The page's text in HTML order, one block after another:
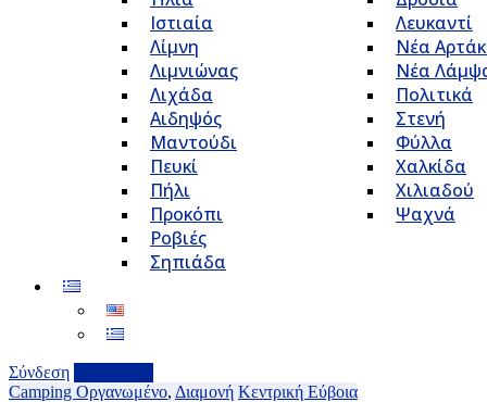
Ιστιαία
Λίμνη
Λιμνιώνας
Λιχάδα
Αιδηψός
Μαντούδι
Πευκί
Πήλι
Προκόπι
Ροβιές
Σηπιάδα
Λευκαντί
Νέα
Νέα
Πολιτικά
Στενή
Φύλλα
Χαλκίδα
Χιλιαδού
Ψαχνά
Σύνδεση
Camping Οργανωμένο, Διαμονή Κεντρική Εύβοια